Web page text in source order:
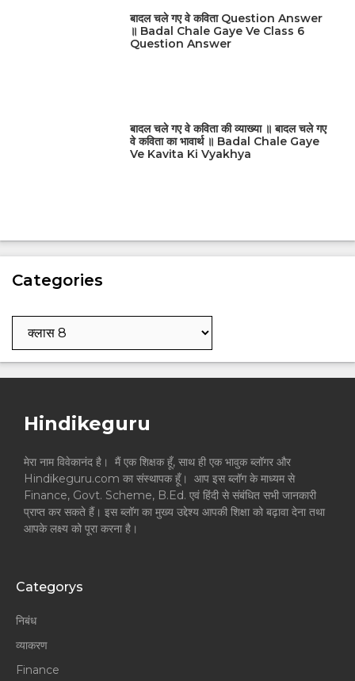
बादल चले गए वे कविता Question Answer
॥ Badal Chale Gaye Ve Class 6
Question Answer
बादल चले गए वे कविता की व्याख्या ॥ बादल चले गए
वे कविता का भावार्थ ॥ Badal Chale Gaye
Ve Kavita Ki Vyakhya
Categories
Categories
Hindikeguru
मेरा नाम विवेकानंद है। मैं एक शिक्षक हूँ, साथ ही एक भावुक ब्लॉगर और
Hindikeguru.com का संस्थापक हूँ। आप इस ब्लॉग के माध्यम से
Finance, Govt. Scheme, B.Ed. एवं हिंदी से संबंधित सभी जानकारी
प्राप्त कर सकते हैं। इस ब्लॉग का मुख्य उद्देश्य आपकी शिक्षा को बढ़ावा देना तथा
आपके लक्ष्य को पूरा करना है।
Categorys
निबंध
व्याकरण
Finance